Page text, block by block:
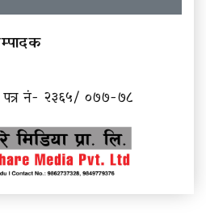
पत्र नं- २३६५/ ०७७-७८